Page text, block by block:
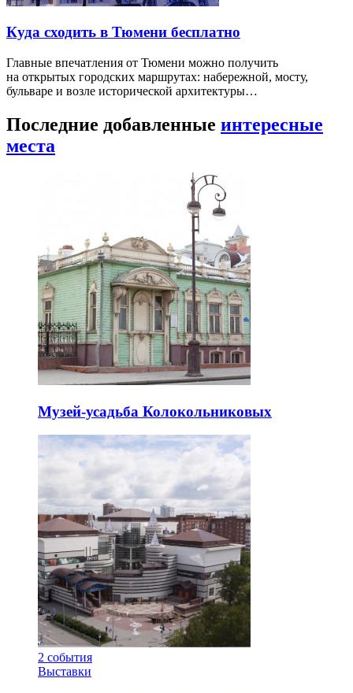
Куда сходить в Тюмени бесплатно
Главные впечатления от Тюмени можно получить
на открытых городских маршрутах: набережной, мосту,
бульваре и возле исторической архитектуры…
Последние добавленные интересные
места
Музей-усадьба Колокольниковых
2 события
Выставки